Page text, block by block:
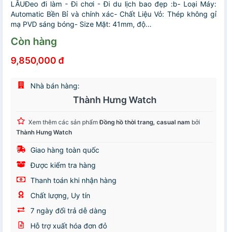
LÂUĐeo đi làm - Đi chơi - Đi du lịch bao đẹp :b- Loại Máy:
Automatic Bền Bỉ và chính xác- Chất Liệu Vỏ: Thép không gỉ
mạ PVD sáng bóng- Size Mặt: 41mm, độ...
Còn hàng
9,850,000 đ
Nhà bán hàng:
Thành Hưng Watch
Xem thêm các sản phẩmĐồng hồ thời trang, casual nam bởi
Thành Hưng Watch
Giao hàng toàn quốc
Được kiểm tra hàng
Thanh toán khi nhận hàng
Chất lượng, Uy tín
7 ngày đổi trả dễ dàng
Hỗ trợ xuất hóa đơn đỏ